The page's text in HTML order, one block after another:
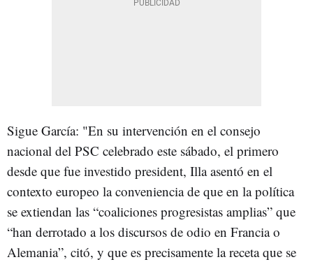
Sigue García: "En su intervención en el consejo
nacional del PSC celebrado este sábado, el primero
desde que fue investido president, Illa asentó en el
contexto europeo la conveniencia de que en la política
se extiendan las “coaliciones progresistas amplias” que
“han derrotado a los discursos de odio en Francia o
Alemania”, citó, y que es precisamente la receta que se